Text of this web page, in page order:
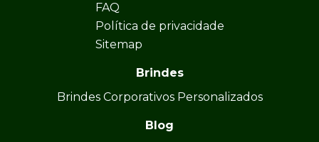
FAQ
Política de privacidade
Sitemap
Brindes
Brindes Corporativos Personalizados
Blog